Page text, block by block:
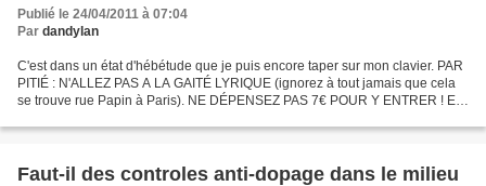
Publié le 24/04/2011 à 07:04
Par dandylan
C'est dans un état d'hébétude que je puis encore taper sur mon clavier. PAR
PITIÉ : N'ALLEZ PAS A LA GAITÉ LYRIQUE (ignorez à tout jamais que cela
se trouve rue Papin à Paris). NE DÉPENSEZ PAS 7€ POUR Y ENTRER ! ET
Faut-il des controles anti-dopage dans le milieu